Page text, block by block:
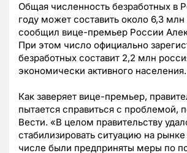
Общая численность безработных в
году может составить около 6,3 млн
сообщил вице-премьер России
При этом число официально
безработных составит 2,2 млн
экономически активного населения.
Как заверяет вице-премьер,
пытается справиться с проблемой,
Вести. «В целом правительству
стабилизировать ситуацию на рынке
числе были предприняты меры по